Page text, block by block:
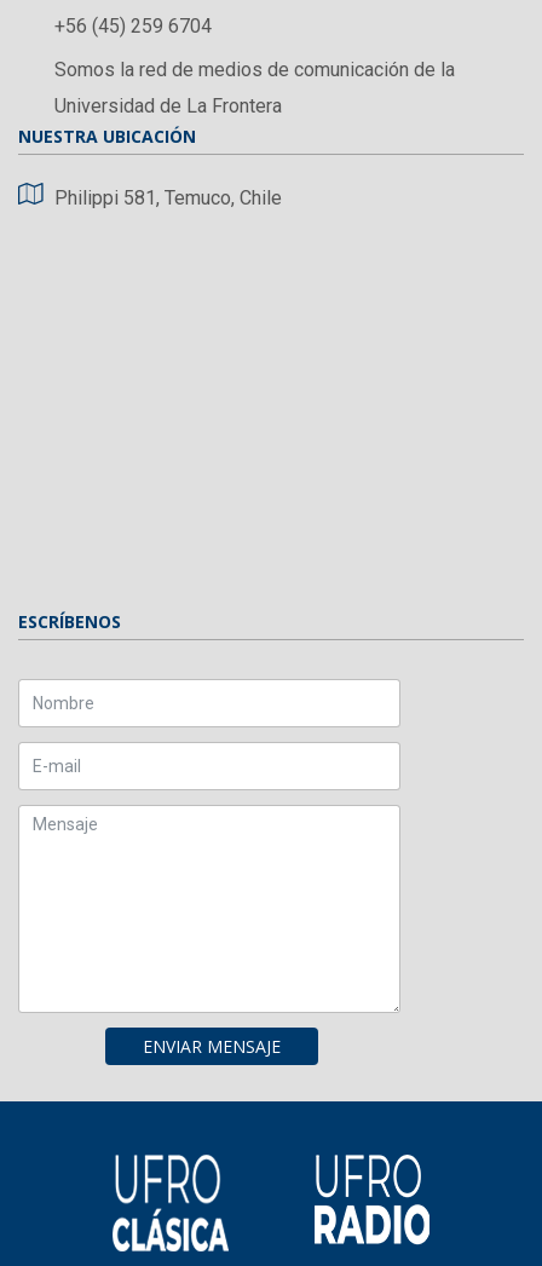
+56 (45) 259 6704
Somos la red de medios de comunicación de la
Universidad de La Frontera
NUESTRA UBICACIÓN
Philippi 581, Temuco, Chile
ESCRÍBENOS